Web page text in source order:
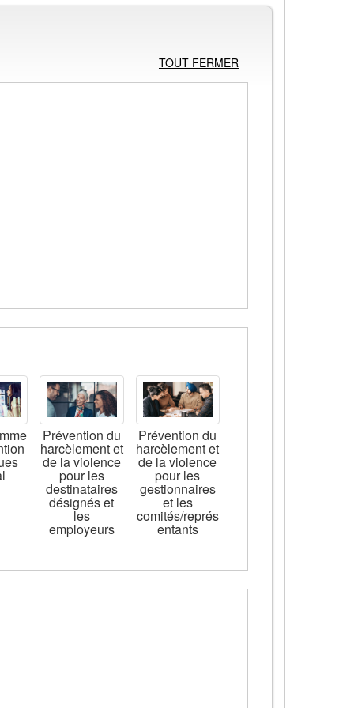
TOUT FERMER
Prévention du
harcèlement et
de la violence
pour les
destinataires
désignés et
les
employeurs
Prévention du
harcèlement et
de la violence
pour les
gestionnaires
et les
comités/représ
entants